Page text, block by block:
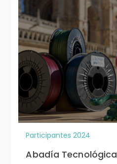
Participantes 2024
Abadía Tecnológica